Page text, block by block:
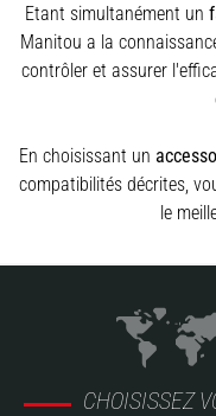
Etant simultanément un
Manitou a la
contrôler et assurer
En choisissant un
compatibilités décrites,
le
CHOISISSEZ